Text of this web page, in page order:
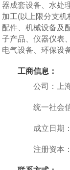
器成套设备、水处
加工(以上限分支
配件、机械设备及
子产品、仪器仪表
电气设备、环保设
工商信息：
公司：上海
统一社会信
成立日期：
注册资本：